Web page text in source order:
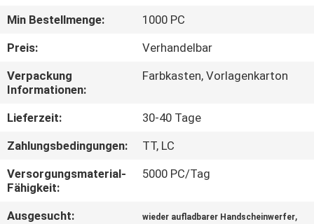
QUALITÄTSKONTROLLE
KONTAKT
MIT
UNS
NEUIGKEITEN
RECHTSSACHEN
Min Bestellmenge:
1000 PC
Preis:
Verhandelbar
Verpackung
Informationen:
Farbkasten, Vorlagenkarton
Lieferzeit:
30-40 Tage
Zahlungsbedingungen:
TT, LC
Versorgungsmaterial-
Fähigkeit:
5000 PC/Tag
Ausgesucht: wieder aufladbarer Handscheinwerfer,